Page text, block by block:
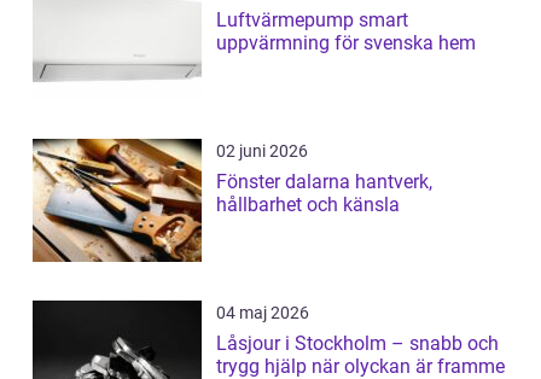
Luftvärmepump smart
uppvärmning för svenska hem
02 juni 2026
Fönster dalarna hantverk,
hållbarhet och känsla
04 maj 2026
Låsjour i Stockholm – snabb och
trygg hjälp när olyckan är framme